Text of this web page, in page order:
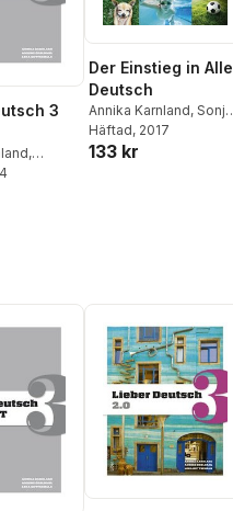
3
,
Totalt antal röster:
Der Einstieg in
Deutsch
Annika Karnland, Sonja
Kalmbach,Monica
Sällberg-Svensson
Häftad, 2017
133 kr